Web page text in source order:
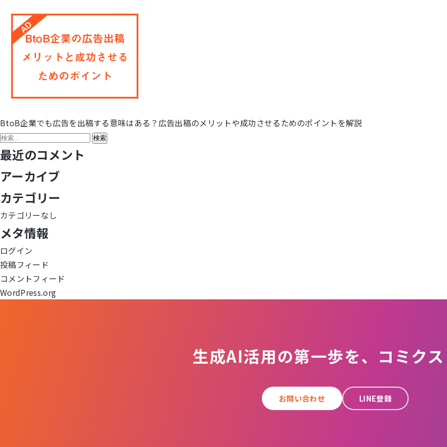
投
稿
ナ
ビ
ゲ
ー
シ
ョ
ン
BtoB企業でも広告を出稿する意味はある？広告出稿のメリットや成功させるためのポイントを解説
検
索:
最近のコメント
アーカイブ
カテゴリー
カテゴリーなし
メタ情報
ログイン
投稿フィード
コメントフィード
WordPress.org
生成AI活用の第一歩を、コミク
お問い合わせ LINE登録